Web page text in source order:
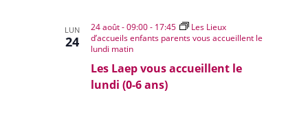
LUN
24
Les Laep vous accueillent le
lundi (0-6 ans)
24 août - 09:00- 17:45
Les Lieux
d’accueils enfants parents vous accueillent le
lundi matin